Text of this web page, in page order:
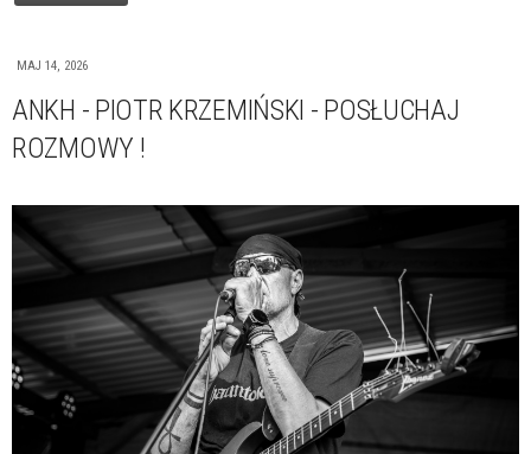
MAJ 14, 2026
ANKH - PIOTR KRZEMIŃSKI - POSŁUCHAJ
ROZMOWY !